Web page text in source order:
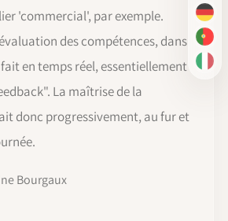
DE
PT-
IT
'commercial', par exemple.
des compétences, dans
en temps réel, essentiellement
La maîtrise de la
donc progressivement, au fur et
Bourgaux